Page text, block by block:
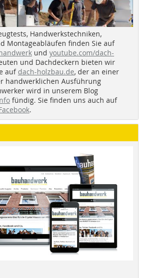
Handwerkstechniken,
Montageabläufen finden Sie auf
und youtube.com/dach-
und Dachdeckern bieten wir
auf dach-holzbau.de, der an einer
handwerklichen Ausführung
wird in unserem Blog
fündig. Sie finden uns auch auf
.